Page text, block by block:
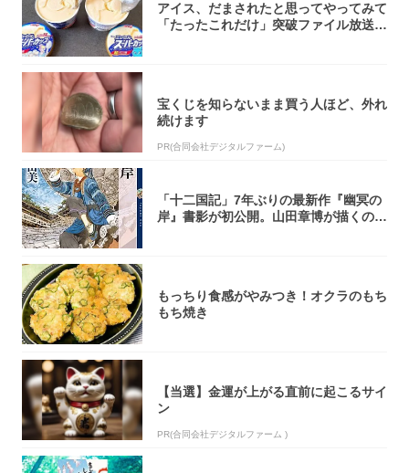
アイス、だまされたと思ってやってみて
「たったこれだけ」突破ファイル放送で
宝くじを知らないまま買う人ほど、外れ
続けます
PR(合同会社デジタルファーム)
「十二国記」7年ぶりの最新作『幽冥の
岸』書影が初公開。山田章博が描くのは
もっちり食感がやみつき！オクラのもち
もち焼き
【当選】金運が上がる直前に起こるサイ
ン
PR(合同会社デジタルファーム )